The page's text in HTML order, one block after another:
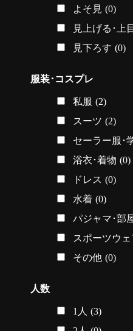
よそ見 (0)
見上げる･上
見下ろす (0)
服装･コスプレ
私服 (2)
スーツ (2)
セーラー服･
浴衣･着物 (0)
ドレス (0)
水着 (0)
パジャマ･部
スポーツウェ
その他 (0)
人数
1人 (3)